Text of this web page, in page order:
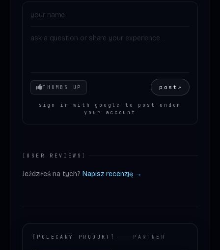
Your mood
THUMBS UP post ↗
sign in with google to post under
your account
USER REVIEWS
Jeździłeś na tych? Napisz recenzję →
POLECANY PRODUKT PARTNER